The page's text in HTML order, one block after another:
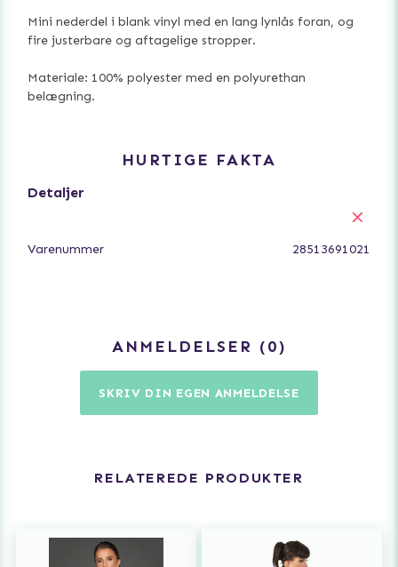
Mini nederdel i blank vinyl med en lang lynlås foran, og
fire justerbare og aftagelige stropper.
Materiale: 100% polyester med en polyurethan
belægning.
HURTIGE FAKTA
Detaljer
Varenummer 28513691021
ANMELDELSER 0
SKRIV DIN EGEN ANMELDELSE
RELATEREDE PRODUKTER